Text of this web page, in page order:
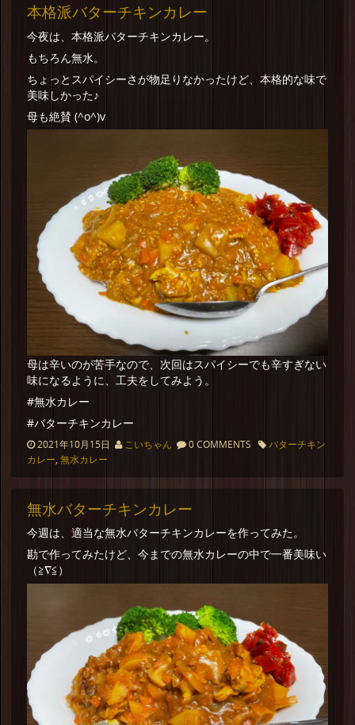
本格派バターチキンカレー
今夜は、本格派バターチキンカレー。
もちろん無水。
ちょっとスパイシーさが物足りなかったけど、本格的な味で
美味しかった♪
母も絶賛 (^o^)v
母は辛いのが苦手なので、次回はスパイシーでも辛すぎない
味になるように、工夫をしてみよう。
#無水カレー
#バターチキンカレー
2021年10月15日 こいちゃん 0 COMMENTS
バターチキン
カレー 無水カレー
無水バターチキンカレー
今週は、適当な無水バターチキンカレーを作ってみた。
勘で作ってみたけど、今までの無水カレーの中で一番美味い
（≧∇≦）